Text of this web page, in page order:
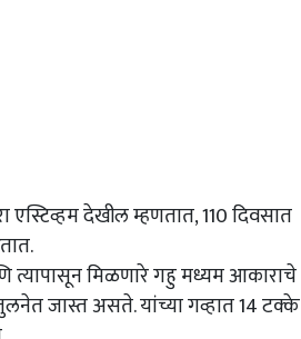
एस्टिव्हम देखील म्हणतात, 110 दिवसात
त्यापासून मिळणारे गहु मध्यम आकाराचे
जास्त असते. यांच्या गव्हात 14 टक्के